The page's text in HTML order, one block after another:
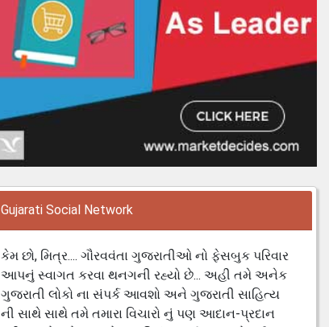
Gujarati Social Network
કેમ છો, મિત્ર.... ગૌરવવંતા ગુજરાતીઓ નો ફેસબુક પરિવાર
આપનું સ્વાગત કરવા થનગની રહ્યો છે... અહી તમે અનેક
ગુજરાતી લોકો ના સંપર્ક આવશો અને ગુજરાતી સાહિત્ય
ની સાથે સાથે તમે તમારા વિચારો નું પણ આદાન-પ્રદાન